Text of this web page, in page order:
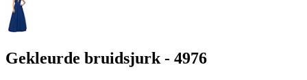
Gekleurde bruidsjurk - 4976